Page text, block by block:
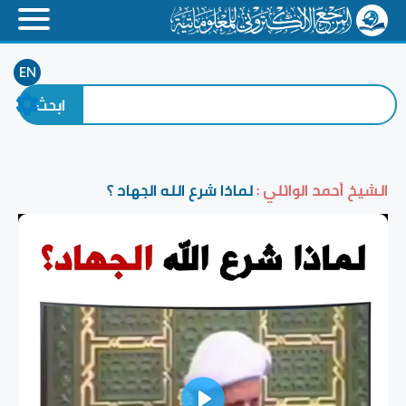
EN
الشيخ أحمد الوائلي :لماذا شرع الله الجهاد ؟